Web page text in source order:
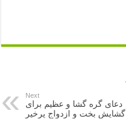
Next
دعای گره گشا و عظیم برای
گشایش بخت و ازدواج پرخیر